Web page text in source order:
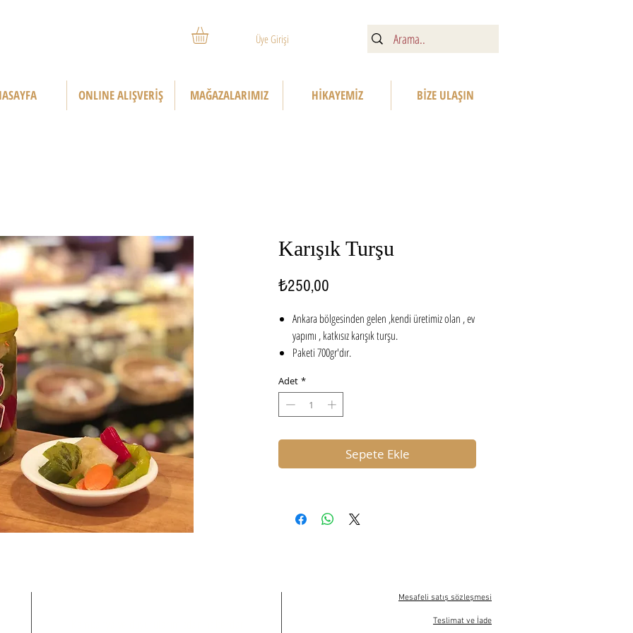
Üye Girişi
ONLINE ALIŞVERİŞ MAĞAZALARIMIZ HİKAYEMİZ BİZE ULAŞIN
Karışık Turşu
₺250,00
Ankara bölgesinden gelen ,kendi üretimiz olan , ev
yapımı , katkısız karışık turşu.
Paketi 700gr'dır.
Adet *
Sepete Ekle
Mesafeli satış sözleşmesi
Teslimat ve İade